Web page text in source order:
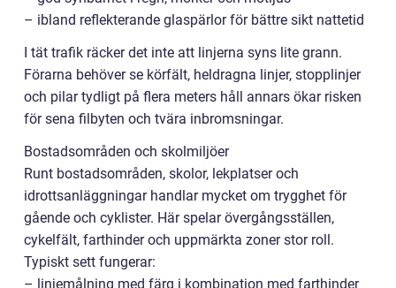
– ibland reflekterande glaspärlor för bättre sikt nattetid
I tät trafik räcker det inte att linjerna syns lite grann.
Förarna behöver se körfält, heldragna linjer, stopplinjer
och pilar tydligt på flera meters håll annars ökar risken
för sena filbyten och tvära inbromsningar.
Bostadsområden och skolmiljöer
Runt bostadsområden, skolor, lekplatser och
idrottsanläggningar handlar mycket om trygghet för
gående och cyklister. Här spelar övergångsställen,
cykelfält, farthinder och uppmärkta zoner stor roll.
Typiskt sett fungerar:
– linjemålning med färg i kombination med farthinder